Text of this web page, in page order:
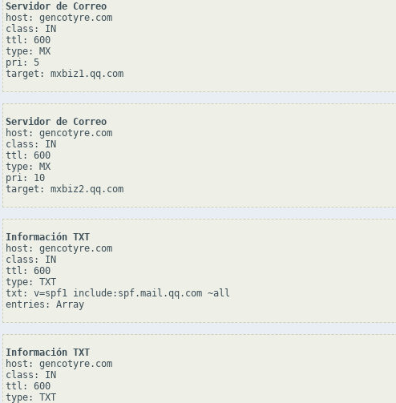
Servidor de Correo
host: gencotyre.com
class: IN
ttl: 600
type: MX
pri: 5
target: mxbiz1.qq.com
Servidor de Correo
host: gencotyre.com
class: IN
ttl: 600
type: MX
pri: 10
target: mxbiz2.qq.com
Información TXT
host: gencotyre.com
class: IN
ttl: 600
type: TXT
txt: v=spf1 include:spf.mail.qq.com ~all
entries: Array
Información TXT
host: gencotyre.com
class: IN
ttl: 600
type: TXT